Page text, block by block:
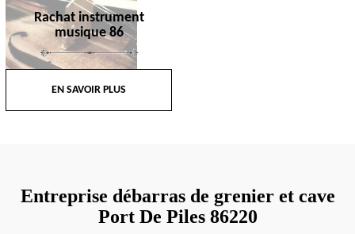
Rachat instrument
musique 86
EN SAVOIR PLUS
Entreprise débarras de grenier et cave
Port De Piles 86220